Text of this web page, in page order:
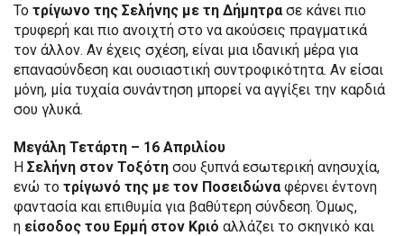
Το τρίγωνο της Σελήνης με τη Δήμητρασε κάνει πιο
τρυφερή και πιο ανοιχτή στο να ακούσεις πραγματικά
τον άλλον. Αν έχεις σχέση, είναι μια ιδανική μέρα για
επανασύνδεση και ουσιαστική συντροφικότητα. Αν είσαι
μόνη, μία τυχαία συνάντηση μπορεί να αγγίξει την καρδιά
σου γλυκά.
Μεγάλη Τετάρτη – 16 Απριλίου
Η Σελήνη στον Τοξότη σου ξυπνά εσωτερική ανησυχία,
ενώ το τρίγωνό της με τον Ποσειδώναφέρνει έντονη
φαντασία και επιθυμία για βαθύτερη σύνδεση. Όμως,
η είσοδος του Ερμή στον Κριό αλλάζει το σκηνικό και